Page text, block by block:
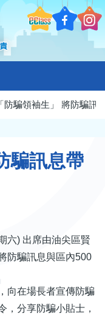
防騙領袖生」 將防騙訊
騙訊息帶
六) 出席由油尖區賢
防騙訊息與區內500
向在場長者宣傳防騙
，分享防騙小貼士，